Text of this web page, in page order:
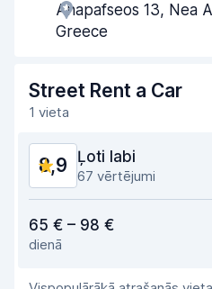
Saņemšanas ātrums
Auto tīrība
Automašīnas stāvoklis
Anapafseos 13, Nea
Greece
Street Rent a Car
1 vieta
8,9 Ļoti labi
67 vērtējumi
Viegli atrast
65 € – 98 €
dienā